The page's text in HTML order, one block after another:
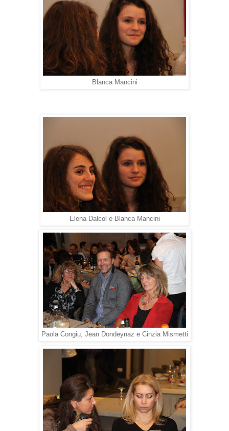
Blanca Mancini
Elena Dalcol e Blanca Mancini
Paola Congiu, Jean Dondeynaz e Cinzia Mismetti